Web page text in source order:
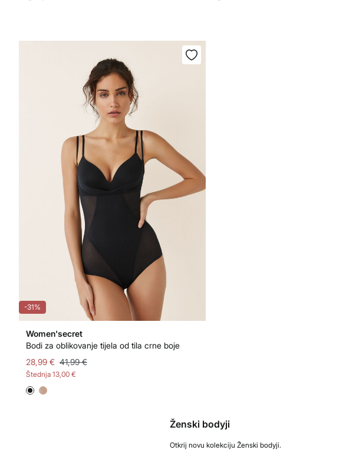
-31%
Women'secret
Bodi za oblikovanje tijela od tila crne boje
28,99 € 41,99 €
Štednja 13,00 €
Ženski bodyji
Otkrij novu kolekciju Ženski bodyji.